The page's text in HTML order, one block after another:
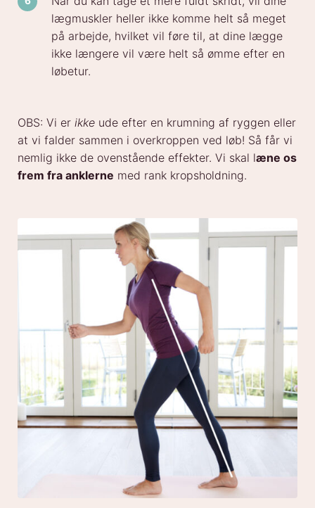
lægmuskler heller ikke komme helt så meget
på arbejde, hvilket vil føre til, at dine lægge
ikke længere vil være helt så ømme efter en
løbetur.
OBS: Vi er ikke ude efter en krumning af ryggen eller
at vi falder sammen i overkroppen ved løb! Så får vi
nemlig ikke de ovenstående effekter. Vi skal læne os
frem fra anklerne med rank kropsholdning.